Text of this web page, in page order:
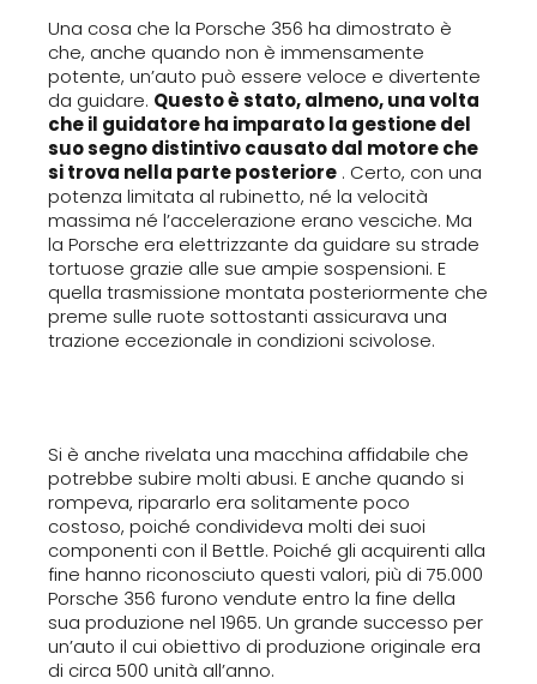
Una cosa che la Porsche 356 ha dimostrato è
che, anche quando non è immensamente
potente, un’auto può essere veloce e divertente
da guidare. Questo è stato, almeno, una volta
che il guidatore ha imparato la gestione del
suo segno distintivo causato dal motore che
si trova nella parte posteriore . Certo, con una
potenza limitata al rubinetto, né la velocità
massima né l’accelerazione erano vesciche. Ma
la Porsche era elettrizzante da guidare su strade
tortuose grazie alle sue ampie sospensioni. E
quella trasmissione montata posteriormente che
preme sulle ruote sottostanti assicurava una
trazione eccezionale in condizioni scivolose.
Si è anche rivelata una macchina affidabile che
potrebbe subire molti abusi. E anche quando si
rompeva, ripararlo era solitamente poco
costoso, poiché condivideva molti dei suoi
componenti con il Bettle. Poiché gli acquirenti alla
fine hanno riconosciuto questi valori, più di 75.000
Porsche 356 furono vendute entro la fine della
sua produzione nel 1965. Un grande successo per
un’auto il cui obiettivo di produzione originale era
di circa 500 unità all’anno.